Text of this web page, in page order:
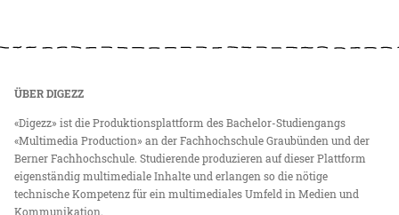
ÜBER DIGEZZ
«Digezz» ist die Produktionsplattform des Bachelor-Studiengangs
«Multimedia Production» an der Fachhochschule Graubünden und der
Berner Fachhochschule. Studierende produzieren auf dieser Plattform
eigenständig multimediale Inhalte und erlangen so die nötige
technische Kompetenz für ein multimediales Umfeld in Medien und
Kommunikation.